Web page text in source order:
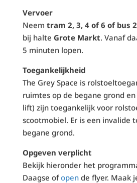
Vervoer
Neem tram 2, 3, 4 of 6 of bus
bij halte Grote Markt. Vanaf
5 minuten lopen.
Toegankelijkheid
The Grey Space is
ruimtes op de begane grond
lift) zijn toegankelijk voor
scootmobiel. Er is een invalide
begane grond.
Opgeven verplicht
Bekijk hieronder het
Daagse ofopende flyer. Maak